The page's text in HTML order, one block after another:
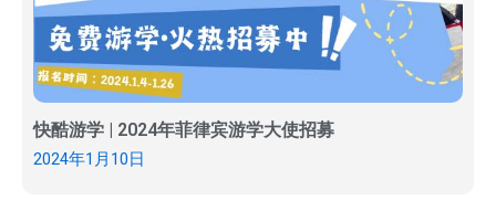
快酷游学 | 2024年菲律宾游学大使招募
2024年1月10日